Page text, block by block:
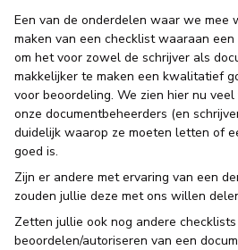
Een van de onderdelen waar we mee
maken van een checklist waaraan
om het voor zowel de schrijver als
makkelijker te maken een kwalitatief
voor beoordeling. We zien hier nu
onze documentbeheerders (en
duidelijk waarop ze moeten letten of
goed is.
Zijn er andere met ervaring van een
zouden jullie deze met ons willen
Zetten jullie ook nog andere
beoordelen/autoriseren van een